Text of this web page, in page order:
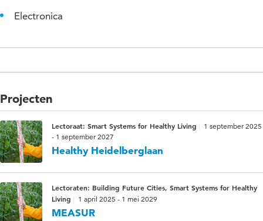
Electronica
Projecten
Lectoraat: Smart Systems for Healthy Living
1 september 2025
- 1 september 2027
Healthy Heidelberglaan
Lectoraten: Building Future Cities, Smart Systems for Healthy
Living
1 april 2025 - 1 mei 2029
MEASUR